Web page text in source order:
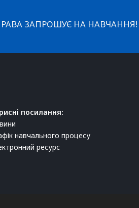
ЗАПРОШУЄ НА НАВЧАННЯ!
посилання:
навчального процесу
ресурс